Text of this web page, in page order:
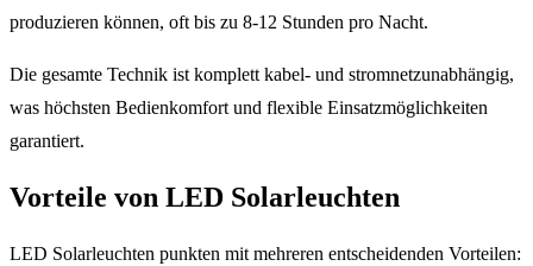
produzieren können, oft bis zu 8-12 Stunden pro Nacht.
Die gesamte Technik ist komplett kabel- und stromnetzunabhängig,
was höchsten Bedienkomfort und flexible Einsatzmöglichkeiten
garantiert.
Vorteile von LED Solarleuchten
LED Solarleuchten punkten mit mehreren entscheidenden Vorteilen: